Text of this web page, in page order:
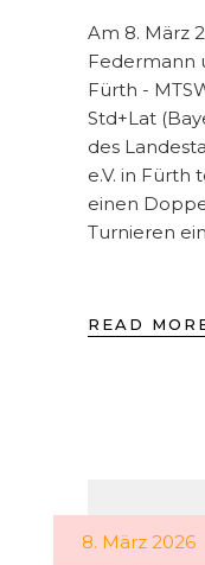
Am 8. März
Federmann
Fürth -
Std+Lat
des
e.V. in Fürth
einen
Turnieren
READ
8. März 2026